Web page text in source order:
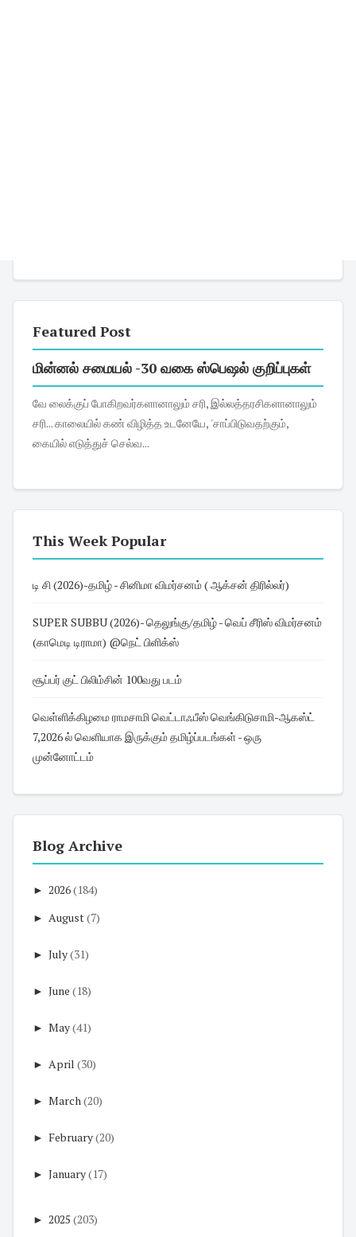
Featured Post
மின்னல் சமையல் -30 வகை ஸ்பெஷல் குறிப்புகள்
வே லைக்குப் போகிறவர்களானாலும் சரி, இல்லத்தரசிகளானாலும்
சரி... காலையில் கண் விழித்த உடனேயே, 'சாப்பிடுவதற்கும்,
கையில் எடுத்துச் செல்வ...
This Week Popular
டி சி (2026)-தமிழ் - சினிமா விமர்சனம் ( ஆக்சன் திரில்லர்)
SUPER SUBBU (2026)- தெலுங்கு/தமிழ் - வெப் சீரிஸ் விமர்சனம்
(காமெடி டிராமா) @நெட் பிளிக்ஸ்
சூப்பர் குட் பிலிம்சின் 100வது படம்
வெள்ளிக்கிழமை ராமசாமி வெட்டாஃபீஸ் வெங்கிடுசாமி-ஆகஸ்ட்
7,2026 ல் வெளியாக இருக்கும் தமிழ்ப்படங்கள் - ஒரு
முன்னோட்டம்
Blog Archive
► 2026(184)
► August(7)
► July(31)
► June (18)
► May(41)
► April (30)
► March(20)
► February(20)
► January(17)
► 2025 (203)